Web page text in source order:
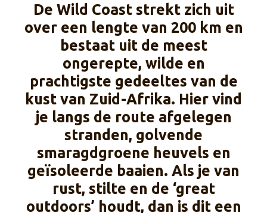
De Wild Coast strekt zich uit
over een lengte van 200 km en
bestaat uit de meest
ongerepte, wilde en
prachtigste gedeeltes van de
kust van Zuid-Afrika. Hier vind
je langs de route afgelegen
stranden, golvende
smaragdgroene heuvels en
geïsoleerde baaien. Als je van
rust, stilte en de ‘great
outdoors’ houdt, dan is dit een